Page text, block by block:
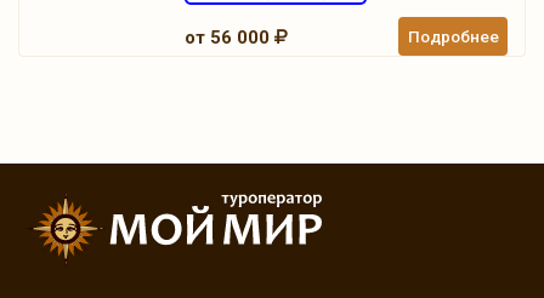
от 56 000 Подробнее